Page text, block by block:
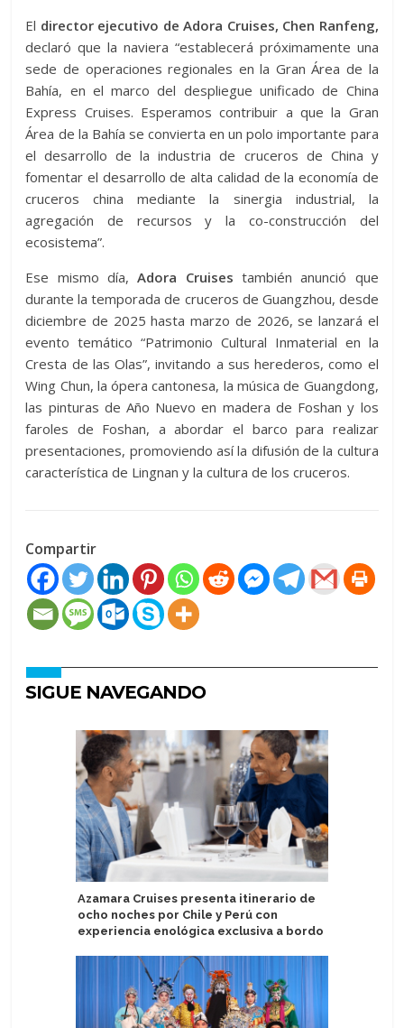
El director ejecutivo de Adora Cruises, Chen Ranfeng,
declaró que la naviera “establecerá próximamente una
sede de operaciones regionales en la Gran Área de la
Bahía, en el marco del despliegue unificado de China
Express Cruises. Esperamos contribuir a que la Gran
Área de la Bahía se convierta en un polo importante para
el desarrollo de la industria de cruceros de China y
fomentar el desarrollo de alta calidad de la economía de
cruceros china mediante la sinergia industrial, la
agregación de recursos y la co-construcción del
ecosistema”.
Ese mismo día,Adora Cruises también anunció que
durante la temporada de cruceros de Guangzhou, desde
diciembre de 2025 hasta marzo de 2026, se lanzará el
evento temático “Patrimonio Cultural Inmaterial en la
Cresta de las Olas”, invitando a sus herederos, como el
Wing Chun, la ópera cantonesa, la música de Guangdong,
las pinturas de Año Nuevo en madera de Foshan y los
faroles de Foshan, a abordar el barco para realizar
presentaciones, promoviendo así la difusión de la cultura
característica de Lingnan y la cultura de los cruceros.
Compartir
SIGUE NAVEGANDO
Azamara Cruises presenta itinerario de
ocho noches por Chile y Perú con
experiencia enológica exclusiva a bordo